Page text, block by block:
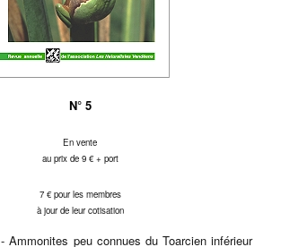
N° 5
En vente
au prix de 9 € + port
7 € pour les membres
à jour de leur cotisation
- Ammonites peu connues du Toarcien inférieur